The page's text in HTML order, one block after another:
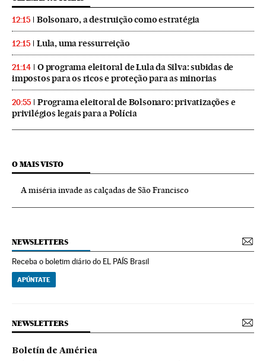
12:15 Bolsonaro, a destruição como estratégia
12:15 Lula, uma ressurreição
21:14
O programa eleitoral de Lula da Silva: subidas de
impostos para os ricos e proteção para as minorias
20:55
Programa eleitoral de Bolsonaro: privatizações e
privilégios legais para a Polícia
O MAIS VISTO
A miséria invade as calçadas de São Francisco
NEWSLETTERS
Receba o boletim diário do EL PAÍS Brasil
APÚNTATE
NEWSLETTERS
Boletín de América